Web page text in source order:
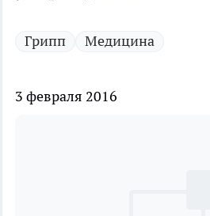
Грипп Медицина
3 февраля 2016